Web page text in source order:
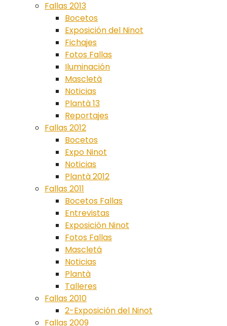
Fallas 2013
Bocetos
Exposición del Ninot
Fichajes
Fotos Fallas
Iluminación
Mascletà
Noticias
Plantà 13
Reportajes
Fallas 2012
Bocetos
Expo Ninot
Noticias
Plantà 2012
Fallas 2011
Bocetos Fallas
Entrevistas
Exposición Ninot
Fotos Fallas
Mascletá
Noticias
Plantà
Talleres
Fallas 2010
2-Exposición del Ninot
Fallas 2009